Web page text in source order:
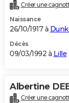
Créer une
Naissance
26/10/1917 à
Décès
09/03/1992 à Lille
Albertine
Créer une